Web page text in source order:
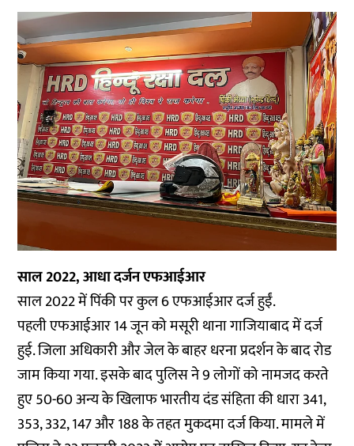
साल 2022, आधा दर्जन एफआईआर
साल 2022 में पिंकी पर कुल 6 एफआईआर दर्ज हुईं.
पहली एफआईआर 14 जून को मसूरी थाना गाजियाबाद में दर्ज
हुई. जिला अधिकारी और जेल के बाहर धरना प्रदर्शन के बाद रोड
जाम किया गया. इसके बाद पुलिस ने 9 लोगों को नामजद करते
हुए 50-60 अन्य के खिलाफ भारतीय दंड संहिता की धारा 341,
353, 332, 147 और 188 के तहत मुकदमा दर्ज किया. मामले में